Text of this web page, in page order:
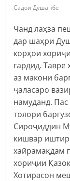
Садои Душанбе
Чанд лаҳза
дар шаҳри
корҳои
гардид.
аз макони
ҷаласаро
намуданд.
толори
Сироҷиддин
кишвар
хайрамақдам
хориҷии
Хотирасон